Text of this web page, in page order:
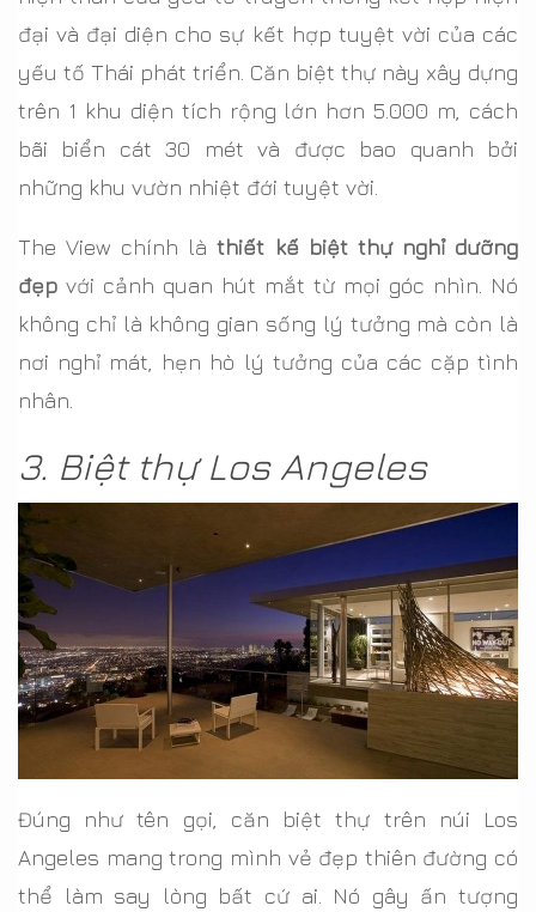
đại và đại diện cho sự kết hợp tuyệt vời của các
yếu tố Thái phát triển. Căn biệt thự này xây dựng
trên 1 khu diện tích rộng lớn hơn 5.000 m, cách
bãi biển cát 30 mét và được bao quanh bởi
những khu vườn nhiệt đới tuyệt vời.
The View chính làthiết kế biệt thự nghỉ dưỡng
đẹp với cảnh quan hút mắt từ mọi góc nhìn. Nó
không chỉ là không gian sống lý tưởng mà còn là
nơi nghỉ mát, hẹn hò lý tưởng của các cặp tình
nhân.
3. Biệt thự Los Angeles
Đúng như tên gọi, căn biệt thự trên núi Los
Angeles mang trong mình vẻ đẹp thiên đường có
thể làm say lòng bất cứ ai. Nó gây ấn tượng